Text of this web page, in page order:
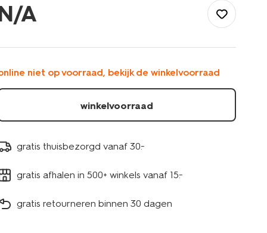
jersey-
middenblauw-
A
niet op voorraad, bekijk de winkelvoorraad
winkelvoorraad
gratis thuisbezorgd vanaf 30.-
gratis afhalen in 500+ winkels vanaf 15.-
gratis retourneren binnen 30 dagen